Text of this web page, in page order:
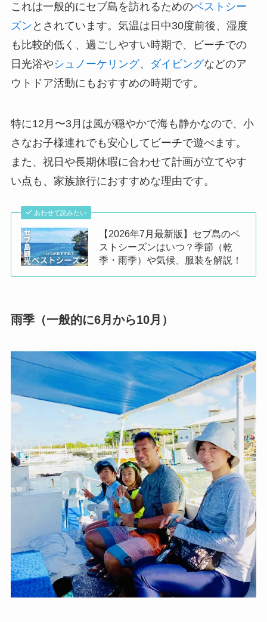
これは一般的にセブ島を訪れるためのベストシー
ズン とされています。気温は日中30度前後、湿度
も比較的低く、過ごしやすい時期で、ビーチでの
日光浴やシュノーケリング、 ダイビングなどのア
ウトドア活動にもおすすめの時期です。
特に12月〜3月は風が穏やかで海も静かなので、小
さなお子様連れでも安心してビーチで遊べます。
また、祝日や長期休暇に合わせて計画が立てやす
い点も、家族旅行におすすめな理由です。
あわせて読みたい
【2026年7月最新版】セブ島のベ
ストシーズンはいつ？季節（乾
季・雨季）や気候、服装を解説！
雨季（一般的に6月から10月）